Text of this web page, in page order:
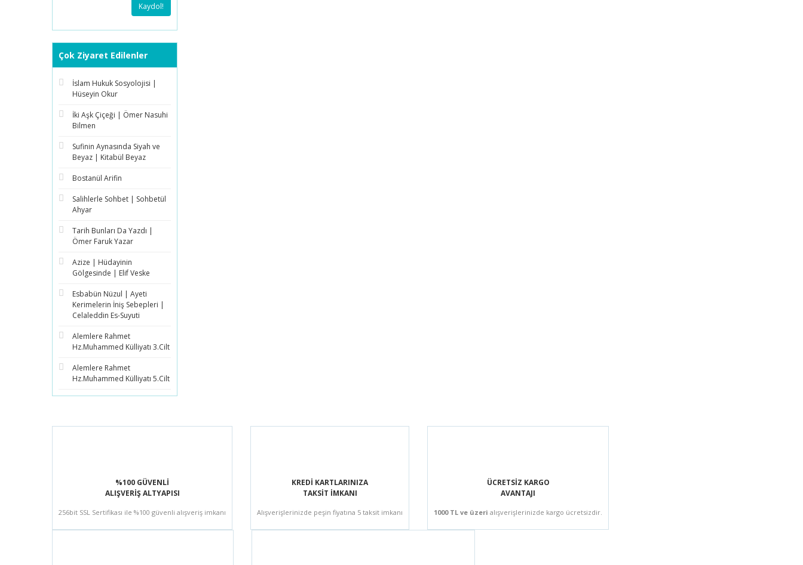
Kaydol!
Çok Ziyaret Edilenler
İslam Hukuk Sosyolojisi |
Hüseyin Okur
İki Aşk Çiçeği | Ömer Nasuhi
Bilmen
Sufinin Aynasında Siyah ve
Beyaz | Kitabül Beyaz
Bostanül Arifin
Salihlerle Sohbet | Sohbetül
Ahyar
Tarih Bunları Da Yazdı |
Ömer Faruk Yazar
Azize | Hüdayinin
Gölgesinde | Elif Veske
Esbabün Nüzul | Ayeti
Kerimelerin İniş Sebepleri |
Celaleddin Es-Suyuti
Alemlere Rahmet
Hz.Muhammed Külliyatı 3.Cilt
Alemlere Rahmet
Hz.Muhammed Külliyatı 5.Cilt
%100 GÜVENLİ
ALIŞVERİŞ ALTYAPISI
256bit SSL Sertifikası ile %100 güvenli alışveriş imkanı
KREDİ KARTLARINIZA
TAKSİT İMKANI
Alışverişlerinizde peşin fiyatına 5 taksit imkanı
ÜCRETSİZ KARGO
AVANTAJI
1000 TL ve üzeri alışverişlerinizde kargo ücretsizdir.